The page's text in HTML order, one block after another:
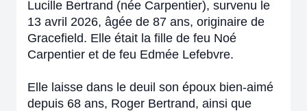
Lucille Bertrand (née Carpentier), survenu le
13 avril 2026, âgée de 87 ans, originaire de
Gracefield. Elle était la fille de feu Noé
Carpentier et de feu Edmée Lefebvre.
Elle laisse dans le deuil son époux bien-aimé
depuis 68 ans, Roger Bertrand, ainsi que